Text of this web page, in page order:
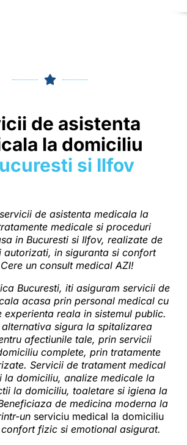
de asistenta
la domiciliu
si Ilfov
servicii de asistenta medicala la
medicalesi proceduri
in Bucuresti si Ilfov, realizate de
autorizati, in siguranta si confort
un consult medical AZI!
Bucuresti, iti asiguram servicii de
acasa prin personal medical cu
experienta reala in sistemul public.
sigura la spitalizarea
afectiunile tale, prin servicii
complete, prin tratamente
Servicii de tratament medical
la domiciliu, analize medicale la
la domiciliu, toaletare si igiena la
de medicina moderna la
un serviciu medical la domiciliu
fizic si emotional asigurat.